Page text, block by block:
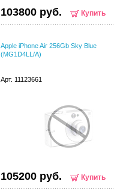
103800 руб. Купить
Apple iPhone Air 256Gb Sky Blue
(MG1D4LL/A)
Арт. 11123661
105200 руб. Купить